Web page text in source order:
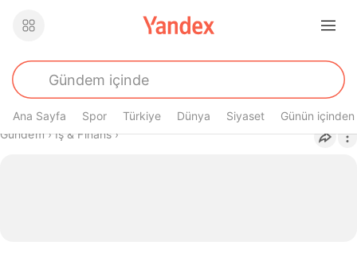
Ana Sayfa Spor Türkiye Dünya Siyaset Günün içinden
Buradasın
Gündem› İş & Finans›